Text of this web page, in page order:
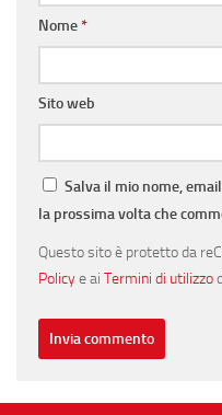
Nome*
Sito web
Salva il mio nome,
la prossima volta che
Questo sito è protetto da
Policye ai Termini di utilizzo